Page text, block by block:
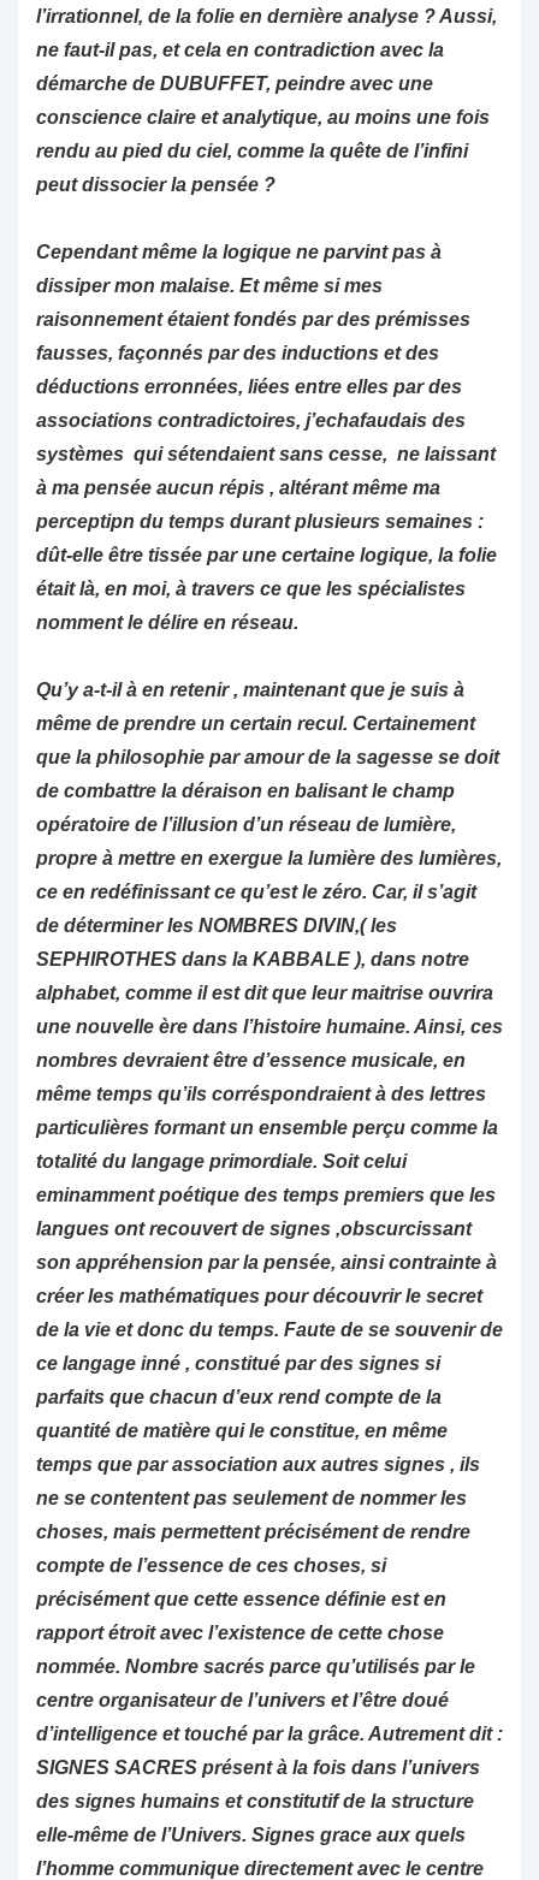
l’irrationnel, de la folie en dernière analyse ? Aussi,
ne faut-il pas, et cela en contradiction avec la
démarche de DUBUFFET, peindre avec une
conscience claire et analytique, au moins une fois
rendu au pied du ciel, comme la quête de l’infini
peut dissocier la pensée ?
Cependant même la logique ne parvint pas à
dissiper mon malaise. Et même si mes
raisonnement étaient fondés par des prémisses
fausses, façonnés par des inductions et des
déductions erronnées, liées entre elles par des
associations contradictoires, j’echafaudais des
systèmes qui sétendaient sans cesse, ne laissant
à ma pensée aucun répis , altérant même ma
perceptipn du temps durant plusieurs semaines :
dût-elle être tissée par une certaine logique, la folie
était là, en moi, à travers ce que les spécialistes
nomment le délire en réseau.
Qu’y a-t-il à en retenir , maintenant que je suis à
même de prendre un certain recul. Certainement
que la philosophie par amour de la sagesse se doit
de combattre la déraison en balisant le champ
opératoire de l’illusion d’un réseau de lumière,
propre à mettre en exergue la lumière des lumières,
ce en redéfinissant ce qu’est le zéro. Car, il s’agit
de déterminer les NOMBRES DIVIN,( les
SEPHIROTHES dans la KABBALE ), dans notre
alphabet, comme il est dit que leur maitrise ouvrira
une nouvelle ère dans l’histoire humaine. Ainsi, ces
nombres devraient être d’essence musicale, en
même temps qu’ils corréspondraient à des lettres
particulières formant un ensemble perçu comme la
totalité du langage primordiale. Soit celui
eminamment poétique des temps premiers que les
langues ont recouvert de signes ,obscurcissant
son appréhension par la pensée, ainsi contrainte à
créer les mathématiques pour découvrir le secret
de la vie et donc du temps. Faute de se souvenir de
ce langage inné , constitué par des signes si
parfaits que chacun d’eux rend compte de la
quantité de matière qui le constitue, en même
temps que par association aux autres signes , ils
ne se contentent pas seulement de nommer les
choses, mais permettent précisément de rendre
compte de l’essence de ces choses, si
précisément que cette essence définie est en
rapport étroit avec l’existence de cette chose
nommée. Nombre sacrés parce qu’utilisés par le
centre organisateur de l’univers et l’être doué
d’intelligence et touché par la grâce. Autrement dit :
SIGNES SACRES présent à la fois dans l’univers
des signes humains et constitutif de la structure
elle-même de l’Univers. Signes grace aux quels
l’homme communique directement avec le centre